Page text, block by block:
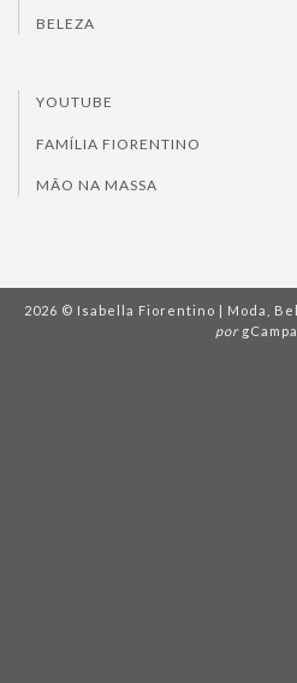
BELEZA
YOUTUBE
FAMÍLIA FIORENTINO
MÃO NA MASSA
2026 © Isabella Fiorentino | Moda,
por